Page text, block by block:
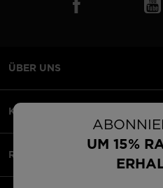
UM 15%
ÜBER UNS
KUNDENSERVICE
RECHTLICHES